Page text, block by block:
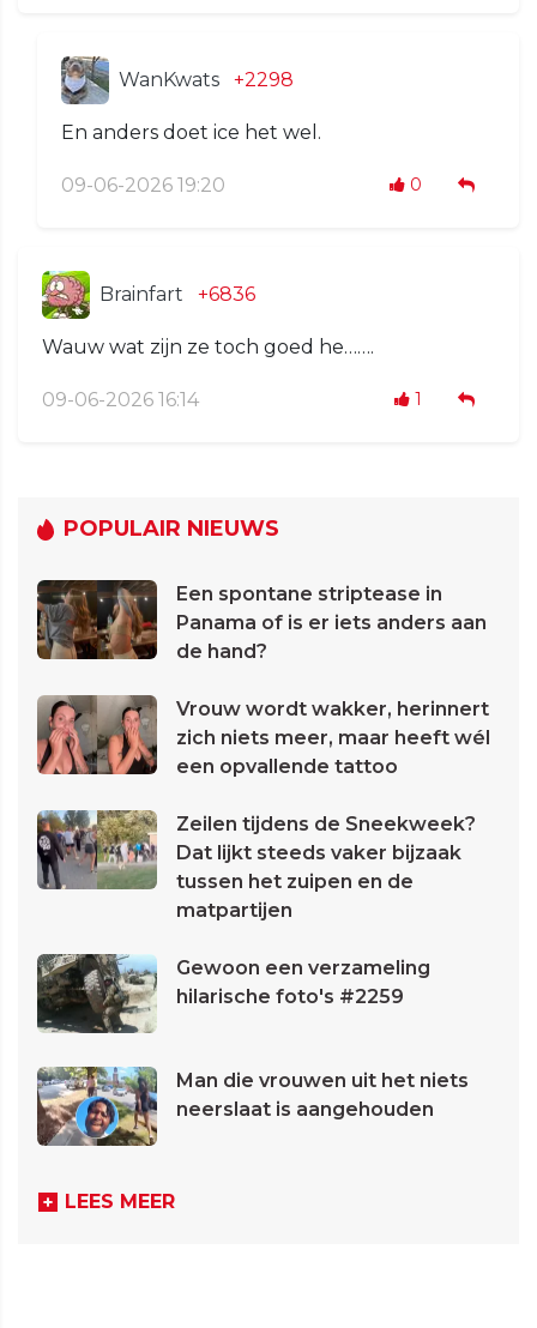
WanKwats +2298
En anders doet ice het wel.
09-06-2026 19:20 0
Brainfart +6836
Wauw wat zijn ze toch goed he…….
09-06-2026 16:14 1
POPULAIR NIEUWS
Een spontane striptease in
Panama of is er iets anders aan
de hand?
Vrouw wordt wakker, herinnert
zich niets meer, maar heeft wél
een opvallende tattoo
Zeilen tijdens de Sneekweek?
Dat lijkt steeds vaker bijzaak
tussen het zuipen en de
matpartijen
Gewoon een verzameling
hilarische foto's #2259
Man die vrouwen uit het niets
neerslaat is aangehouden
LEES MEER